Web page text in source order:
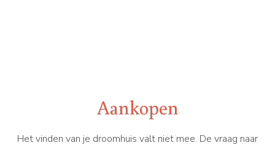
Aankopen
Het vinden van je droomhuis valt niet mee. De vraag naar